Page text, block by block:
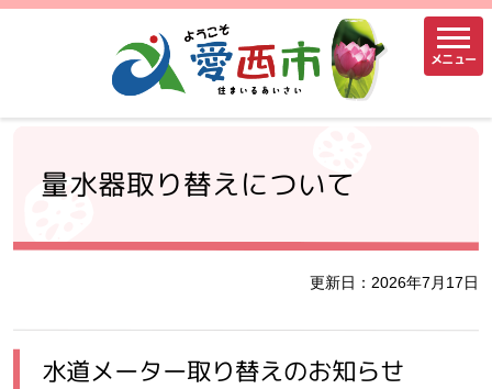
メニュー
量水器取り替えについて
更新日：2026年7月17日
水道メーター取り替えのお知らせ